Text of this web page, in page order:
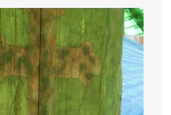
"Komenský" v Choceradech z.s.
Chocerady 4
24 Chocerady
IČ: 498 28 614